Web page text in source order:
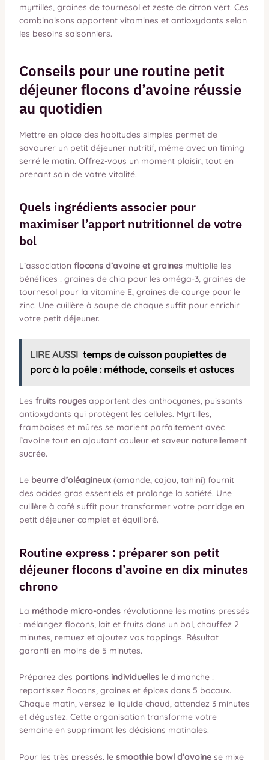
myrtilles, graines de tournesol et zeste de citron vert. Ces
combinaisons apportent vitamines et antioxydants selon
les besoins saisonniers.
Conseils pour une routine petit
déjeuner flocons d’avoine réussie
au quotidien
Mettre en place des habitudes simples permet de
savourer un petit déjeuner nutritif, même avec un timing
serré le matin. Offrez-vous un moment plaisir, tout en
prenant soin de votre vitalité.
Quels ingrédients associer pour
maximiser l’apport nutritionnel de votre
bol
L’association flocons d’avoine et grainesmultiplie les
bénéfices : graines de chia pour les oméga-3, graines de
tournesol pour la vitamine E, graines de courge pour le
zinc. Une cuillère à soupe de chaque suffit pour enrichir
votre petit déjeuner.
LIRE AUSSI temps de cuisson paupiettes de
porc à la poêle : méthode, conseils et astuces
Les fruits rougesapportent des anthocyanes, puissants
antioxydants qui protègent les cellules. Myrtilles,
framboises et mûres se marient parfaitement avec
l’avoine tout en ajoutant couleur et saveur naturellement
sucrée.
Le beurre d’oléagineux(amande, cajou, tahini) fournit
des acides gras essentiels et prolonge la satiété. Une
cuillère à café suffit pour transformer votre porridge en
petit déjeuner complet et équilibré.
Routine express : préparer son petit
déjeuner flocons d’avoine en dix minutes
chrono
La méthode micro-ondesrévolutionne les matins pressés
: mélangez flocons, lait et fruits dans un bol, chauffez 2
minutes, remuez et ajoutez vos toppings. Résultat
garanti en moins de 5 minutes.
Préparez des portions individuellesle dimanche :
repartissez flocons, graines et épices dans 5 bocaux.
Chaque matin, versez le liquide chaud, attendez 3 minutes
et dégustez. Cette organisation transforme votre
semaine en supprimant les décisions matinales.
Pour les très pressés, le smoothie bowl d’avoinese mixe